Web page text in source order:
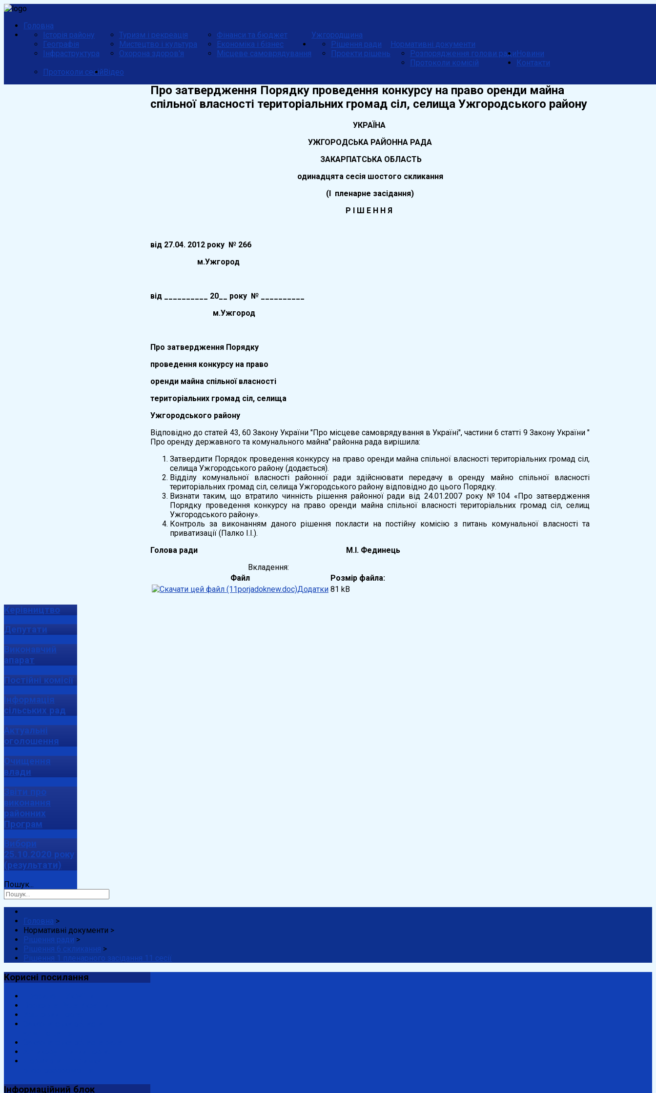
Головна
Ужгородщина
Історія району
Географія
Інфраструктура
Туризм і рекреація
Мистецтво і культура
Охорона здоров'я
Фінанси та бюджет
Економіка і бізнес
Місцеве самоврядування
Нормативні документи
Рішення ради
Проекти рішень
Розпорядження голови ради
Протоколи комісій
Протоколи сесій
Новини
Контакти
Відео
Про затвердження Порядку проведення конкурсу на право оренди майна
спільної власності територіальних громад сіл, селища Ужгородського району
УКРАЇНА
УЖГОРОДСЬКА РАЙОННА РАДА
ЗАКАРПАТСЬКА ОБЛАСТЬ
одинадцятасесія шостого скликання
(І пленарне засідання)
Р І Ш Е Н Н Я
вiд 27.04. 2012 року № 266
м.Ужгород
вiд __________ 20__ року № __________
м.Ужгород
Про затвердження Порядку
проведення конкурсу на право
оренди майна спільної власності
територіальних громад сіл, селища
Ужгородського району
Відповідно до статей 43, 60 Закону України "Про місцеве самоврядування в Україні", частини 6 статті 9 Закону України "
Про оренду державного та комунального майна" районна рада вирішила:
Затвердити Порядок проведення конкурсу на право оренди майна спільної власності територіальних громад сіл,
селища Ужгородського району (додається).
Відділу комунальної власності районної ради здійснювати передачу в оренду майно спільної власності
територіальних громад сіл, селища Ужгородського району відповідно до цього Порядку.
Визнати таким, що втратило чинність рішення районної ради від 24.01.2007 року №104 «Про затвердження
Порядку проведення конкурсу на право оренди майна спільної власності територіальних громад сіл, селищ
Ужгородського району».
Контроль за виконанням даного рішення покласти на постійну комісію з питань комунальної власності та
приватизації (Палко І.І.).
Голова ради М.І. Фединець
Вкладення:
Файл
Розмір файла:
Додатки 81 kB
Керівництво
Депутати
Виконавчий
апарат
Постійні комісії
Інформація
сільських рад
Актуальні
оголошення
Очищення
влади
Звіти про
виконання
районних
Програм
Вибори
25.10.2020 року
(результати)
Пошук...
Головна >
Нормативні документи >
Рішення ради >
Рішення 6 скликання >
Рішення 1 пленарного засідання 11 сесії
Корисні посилання
Інформаційний блок